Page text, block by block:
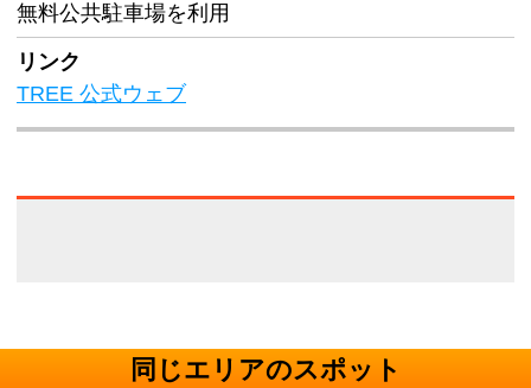
無料公共駐車場を利用
リンク
TREE 公式ウェブ
同じエリアのスポット